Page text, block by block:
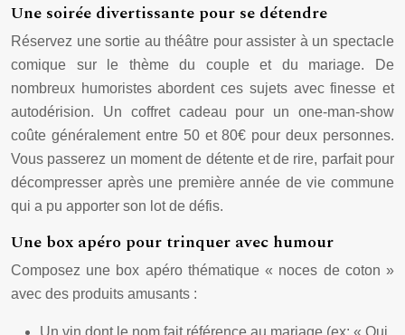
Une soirée divertissante pour se détendre
Réservez une sortie au théâtre pour assister à un spectacle
comique sur le thème du couple et du mariage. De
nombreux humoristes abordent ces sujets avec finesse et
autodérision. Un coffret cadeau pour un one-man-show
coûte généralement entre 50 et 80€ pour deux personnes.
Vous passerez un moment de détente et de rire, parfait pour
décompresser après une première année de vie commune
qui a pu apporter son lot de défis.
Une box apéro pour trinquer avec humour
Composez une box apéro thématique « noces de coton »
avec des produits amusants :
Un vin dont le nom fait référence au mariage (ex: « Oui